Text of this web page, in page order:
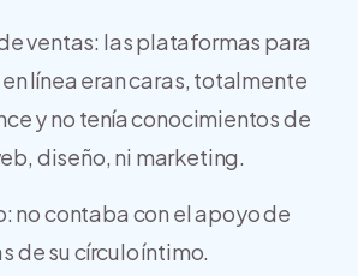
ventas: las plataformas para
línea eran caras, totalmente
y no tenía conocimientos de
diseño, ni marketing.
no contaba con el apoyo de
de su círculo íntimo.